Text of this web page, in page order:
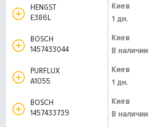
HENGST
E386L
Киев
1 дн.
BOSCH
1457433044
Киев
В наличии
PURFLUX
A1055
Киев
1 дн.
BOSCH
1457433739
Киев
В наличии